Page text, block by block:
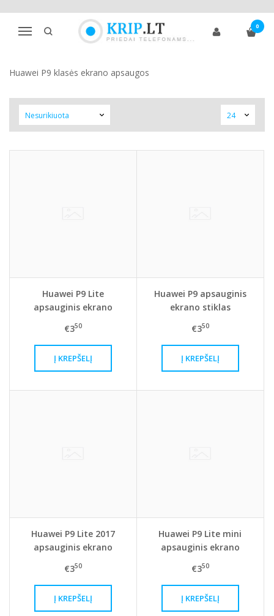
Navigacija
0
P9 SERIJA
Telefono ekrano apsaugos Huawei
Huawei P9 klasės ekrano apsaugos
Huawei P9 Lite
apsauginis ekrano
€350
Huawei P9 apsauginis
ekrano stiklas
€350
Huawei P9 Lite 2017
apsauginis ekrano
€350
Huawei P9 Lite mini
apsauginis ekrano
€350